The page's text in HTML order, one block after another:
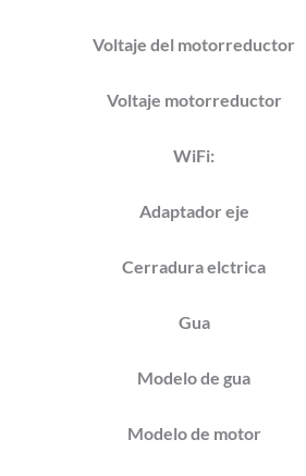
Voltaje del motorreductor
Voltaje motorreductor
WiFi:
Adaptador eje
Cerradura elctrica
Gua
Modelo de gua
Modelo de motor